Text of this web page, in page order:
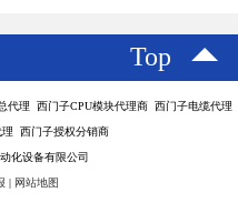
Top
代理 西门子CPU模块代理商 西门子电缆代理
西门子授权分销商
化设备有限公司
| 网站地图